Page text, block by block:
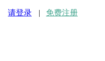
请登录 | 免费注册